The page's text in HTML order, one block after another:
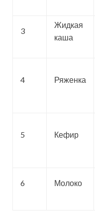
3
Жидкая
каша
4 Ряженка
5 Кефир
6 Молоко